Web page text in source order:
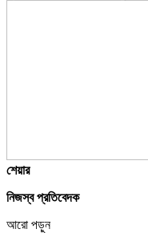
শেয়ার
নিজস্ব প্রতিবেদক
আরো পড়ুন